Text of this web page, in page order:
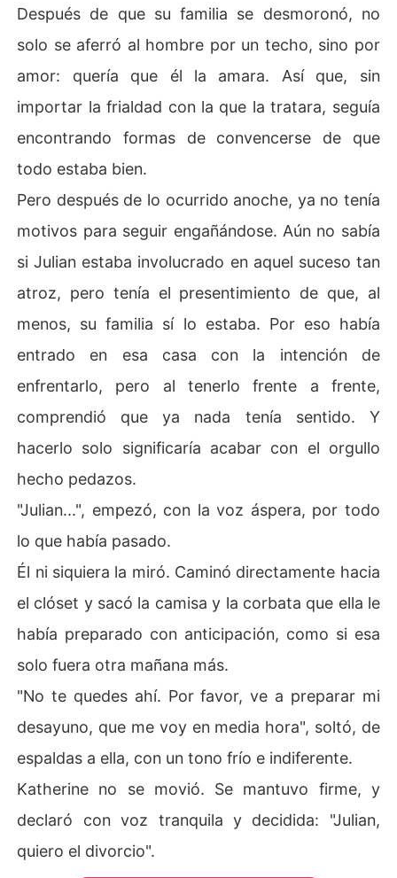
Después de que su familia se desmoronó, no
solo se aferró al hombre por un techo, sino por
amor: quería que él la amara. Así que, sin
importar la frialdad con la que la tratara, seguía
encontrando formas de convencerse de que
todo estaba bien.
Pero después de lo ocurrido anoche, ya no tenía
motivos para seguir engañándose. Aún no sabía
si Julian estaba involucrado en aquel suceso tan
atroz, pero tenía el presentimiento de que, al
menos, su familia sí lo estaba. Por eso había
entrado en esa casa con la intención de
enfrentarlo, pero al tenerlo frente a frente,
comprendió que ya nada tenía sentido. Y
hacerlo solo significaría acabar con el orgullo
hecho pedazos.
"Julian...", empezó, con la voz áspera, por todo
lo que había pasado.
Él ni siquiera la miró. Caminó directamente hacia
el clóset y sacó la camisa y la corbata que ella le
había preparado con anticipación, como si esa
solo fuera otra mañana más.
"No te quedes ahí. Por favor, ve a preparar mi
desayuno, que me voy en media hora", soltó, de
espaldas a ella, con un tono frío e indiferente.
Katherine no se movió. Se mantuvo firme, y
declaró con voz tranquila y decidida: "Julian,
quiero el divorcio".